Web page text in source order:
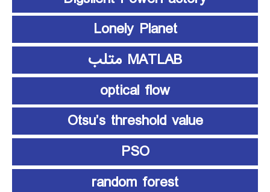
Lonely Planet
MATLAB متلب
optical flow
Otsu’s threshold value
PSO
random forest